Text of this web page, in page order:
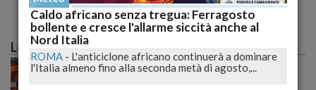
Le più lette
Caldo record sull'Italia: il peggio deve ancora
arrivare, poi una possibile svolta meteo
Caldo africano senza tregua: Ferragosto
bollente e cresce l'allarme siccità anche al
Nord Italia
ROMA - L'anticiclone africano continuerà a dominare
l'Italia almeno fino alla seconda metà di agosto,...